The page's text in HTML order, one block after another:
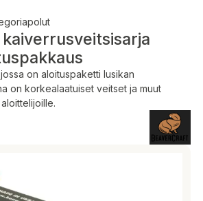
on aloituspaketti lusikan
on korkealaatuiset veitset ja muut